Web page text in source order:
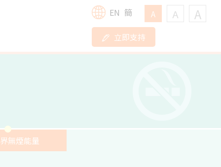
A A A
EN 簡
立即支持
無煙能量